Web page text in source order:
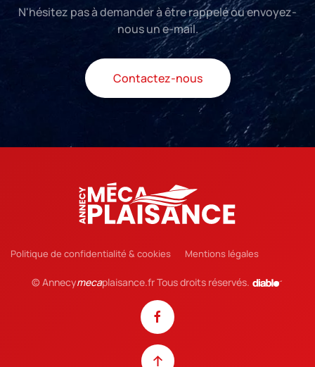
N'hésitez pas à demander à être rappelé ou envoyez-
nous un e-mail.
Contactez-nous
Politique de confidentialité & cookies Mentions légales
© Annecymecaplaisance.fr Tous droits réservés.